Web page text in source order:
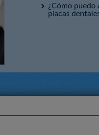
¿Cómo puedo
placas